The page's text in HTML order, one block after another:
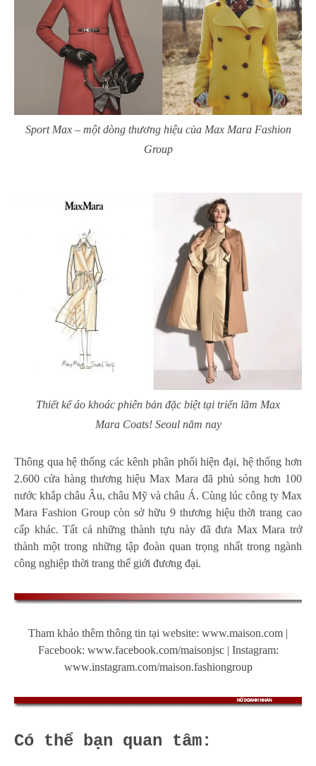
Sport Max – một dòng thương hiệu của Max Mara Fashion
Group
Thiết kế áo khoác phiên bản đặc biệt tại triển lãm Max
Mara Coats! Seoul năm nay
Thông qua hệ thống các kênh phân phối hiện đại, hệ thống hơn
2.600 cửa hàng thương hiệu Max Mara đã phủ sóng hơn 100
nước khắp châu Âu, châu Mỹ và châu Á. Cùng lúc công ty Max
Mara Fashion Group còn sở hữu 9 thương hiệu thời trang cao
cấp khác. Tất cả những thành tựu này đã đưa Max Mara trở
thành một trong những tập đoàn quan trọng nhất trong ngành
công nghiệp thời trang thế giới đương đại.
Tham khảo thêm thông tin tại website: www.maison.com |
Facebook: www.facebook.com/maisonjsc| Instagram:
www.instagram.com/maison.fashiongroup
Có thể bạn quan tâm: